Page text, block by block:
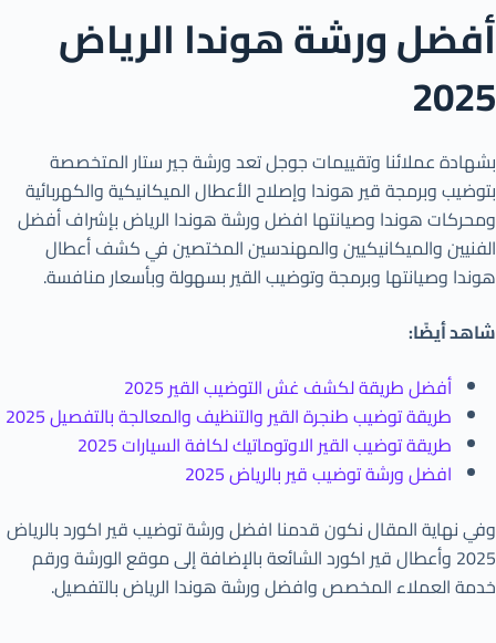
أفضل ورشة هوندا الرياض
2025
بشهادة عملائنا وتقييمات جوجل تعد ورشة جير ستار المتخصصة
بتوضيب وبرمجة قير هوندا وإصلاح الأعطال الميكانيكية والكهربائية
ومحركات هوندا وصيانتها افضل ورشة هوندا الرياض بإشراف أفضل
الفنيين والميكانيكيين والمهندسين المختصين في كشف أعطال
هوندا وصيانتها وبرمجة وتوضيب القير بسهولة وبأسعار منافسة.
شاهد أيضًا:
أفضل طريقة لكشف غش التوضيب القير 2025
طريقة توضيب طنجرة القير والتنظيف والمعالجة بالتفصيل 2025
طريقة توضيب القير الاوتوماتيك لكافة السيارات 2025
افضل ورشة توضيب قير بالرياض 2025
وفي نهاية المقال نكون قدمنا افضل ورشة توضيب قير اكورد بالرياض
2025 وأعطال قير اكورد الشائعة بالإضافة إلى موقع الورشة ورقم
خدمة العملاء المخصص وافضل ورشة هوندا الرياض بالتفصيل.